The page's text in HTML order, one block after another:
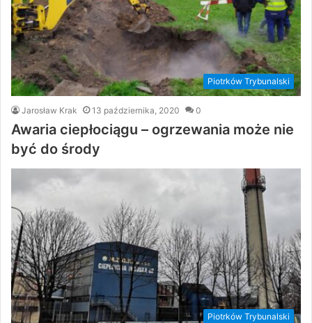
Piotrków Trybunalski
Jarosław Krak 13 października, 2020 0
Awaria ciepłociągu – ogrzewania może nie
być do środy
Piotrków Trybunalski